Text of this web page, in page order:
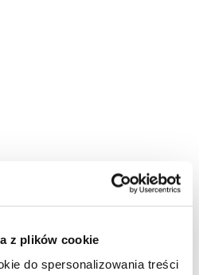
z plików cookie
do spersonalizowania treści